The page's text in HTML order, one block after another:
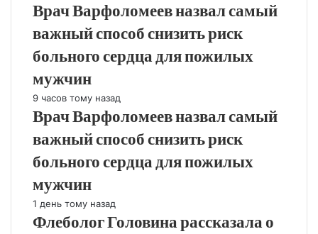
Врач Варфоломеев назвал самый
важный способ снизить риск
больного сердца для пожилых
мужчин
9 часов тому назад
Врач Варфоломеев назвал самый
важный способ снизить риск
больного сердца для пожилых
мужчин
1 день тому назад
Флеболог Головина рассказала о